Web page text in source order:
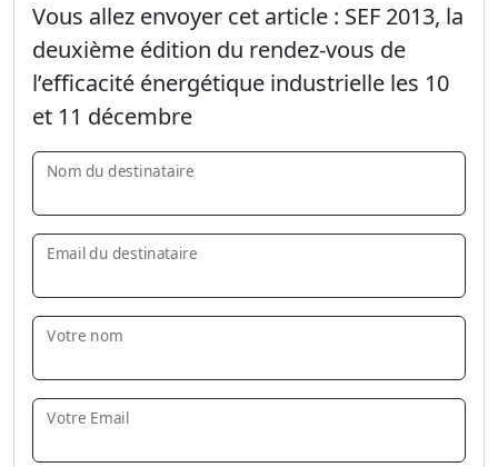
Vous allez envoyer cet article : SEF 2013, la
deuxième édition du rendez-vous de
l’efficacité énergétique industrielle les 10
et 11 décembre
Nom du destinataire
Email du destinataire
Votre nom
Votre Email